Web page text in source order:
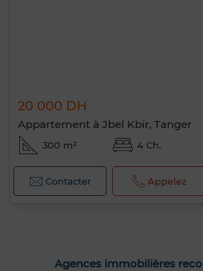
20 000 DH
Appartement à Jbel Kbir, Tanger
300 m² 4 Ch.
Contacter Appelez
Agences immobilières